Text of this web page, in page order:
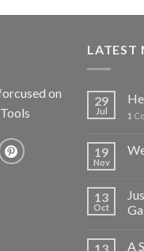
on
LATEST
29
Jul 1
19
Nov
13
Oct
13 A